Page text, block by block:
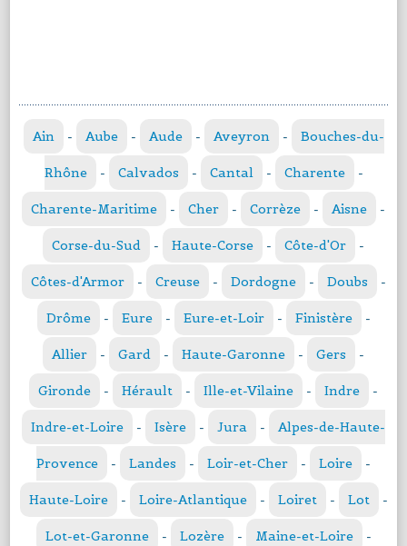
Ain - Aube - Aude - Aveyron - Bouches-du-
Rhône - Calvados - Cantal - Charente -
Charente-Maritime - Cher - Corrèze - Aisne -
Corse-du-Sud - Haute-Corse - Côte-d'Or -
Côtes-d'Armor - Creuse - Dordogne - Doubs -
Drôme - Eure - Eure-et-Loir - Finistère -
Allier - Gard - Haute-Garonne - Gers -
Gironde - Hérault - Ille-et-Vilaine - Indre -
Indre-et-Loire - Isère - Jura - Alpes-de-Haute-
Provence - Landes - Loir-et-Cher - Loire -
Haute-Loire - Loire-Atlantique - Loiret - Lot -
Lot-et-Garonne - Lozère - Maine-et-Loire -